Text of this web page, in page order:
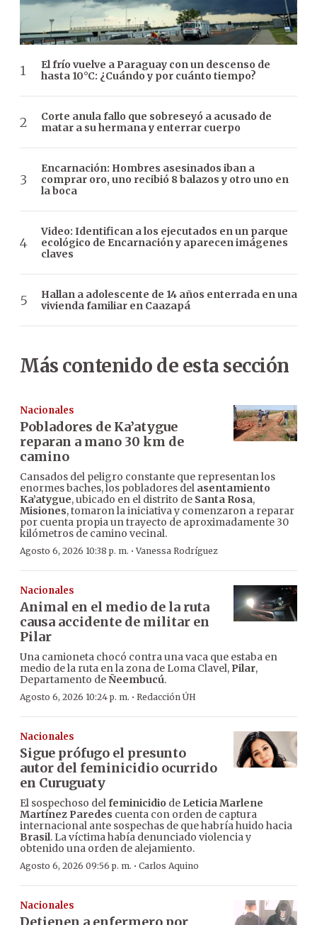
El frío vuelve a Paraguay con un descenso de
hasta 10°C: ¿Cuándo y por cuánto tiempo?
Corte anula fallo que sobreseyó a acusado de
matar a su hermana y enterrar cuerpo
Encarnación: Hombres asesinados iban a
comprar oro, uno recibió 8 balazos y otro uno en
la boca
Video: Identifican a los ejecutados en un parque
ecológico de Encarnación y aparecen imágenes
claves
Hallan a adolescente de 14 años enterrada en una
vivienda familiar en Caazapá
Más contenido de esta sección
Nacionales
Pobladores de Ka’atygue
reparan a mano 30 km de
camino
Cansados del peligro constante que representan los
enormes baches, los pobladores del asentamiento
Ka’atygue, ubicado en el distrito de Santa Rosa,
Misiones, tomaron la iniciativa y comenzaron a reparar
por cuenta propia un trayecto de aproximadamente 30
kilómetros de camino vecinal.
Agosto 6, 2026 10:38 p. m. ·Vanessa Rodríguez
Nacionales
Animal en el medio de la ruta
causa accidente de militar en
Pilar
Una camioneta chocó contra una vaca que estaba en
medio de la ruta en la zona de Loma Clavel, Pilar,
Departamento deÑeembucú.
Agosto 6, 2026 10:24 p. m. · Redacción ÚH
Nacionales
Sigue prófugo el presunto
autor del feminicidio ocurrido
en Curuguaty
El sospechoso delfeminicidio de Leticia Marlene
Martínez Paredes cuenta con orden de captura
internacional ante sospechas de que habría huido hacia
Brasil. La víctima había denunciado violencia y
obtenido una orden de alejamiento.
Agosto 6, 2026 09:56 p. m. · Carlos Aquino
Nacionales